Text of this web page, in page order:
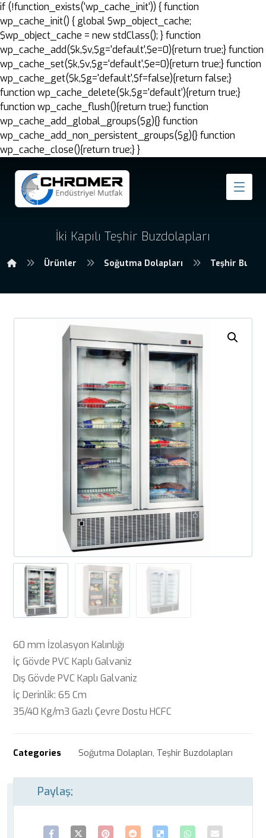
if (!function_exists('wp_cache_init')) { function
wp_cache_init() { global $wp_object_cache;
$wp_object_cache = new stdClass(); } function
wp_cache_add($k,$v,$g='default',$e=0){return true;} function
wp_cache_set($k,$v,$g='default',$e=0){return true;} function
wp_cache_get($k,$g='default',$f=false){return false;}
function wp_cache_delete($k,$g='default'){return true;}
function wp_cache_flush(){return true;} function
wp_cache_add_global_groups($g){} function
wp_cache_add_non_persistent_groups($g){} function
wp_cache_close(){return true;} }
İki Kapılı Teşhir Buzdolapları
Ürünler Soğutma Dolapları Teşhir
60 mm İzolasyon Kalınlığı
İç Gövde PVC Kaplı Galvaniz
Dış Gövde PVC Kaplı Galvaniz
İç Derinlik: 65 Cm
35/40 Kg/m3 Gazlı Çevre Dostu HCFC
Categories Soğutma Dolapları, Teşhir Buzdolapları